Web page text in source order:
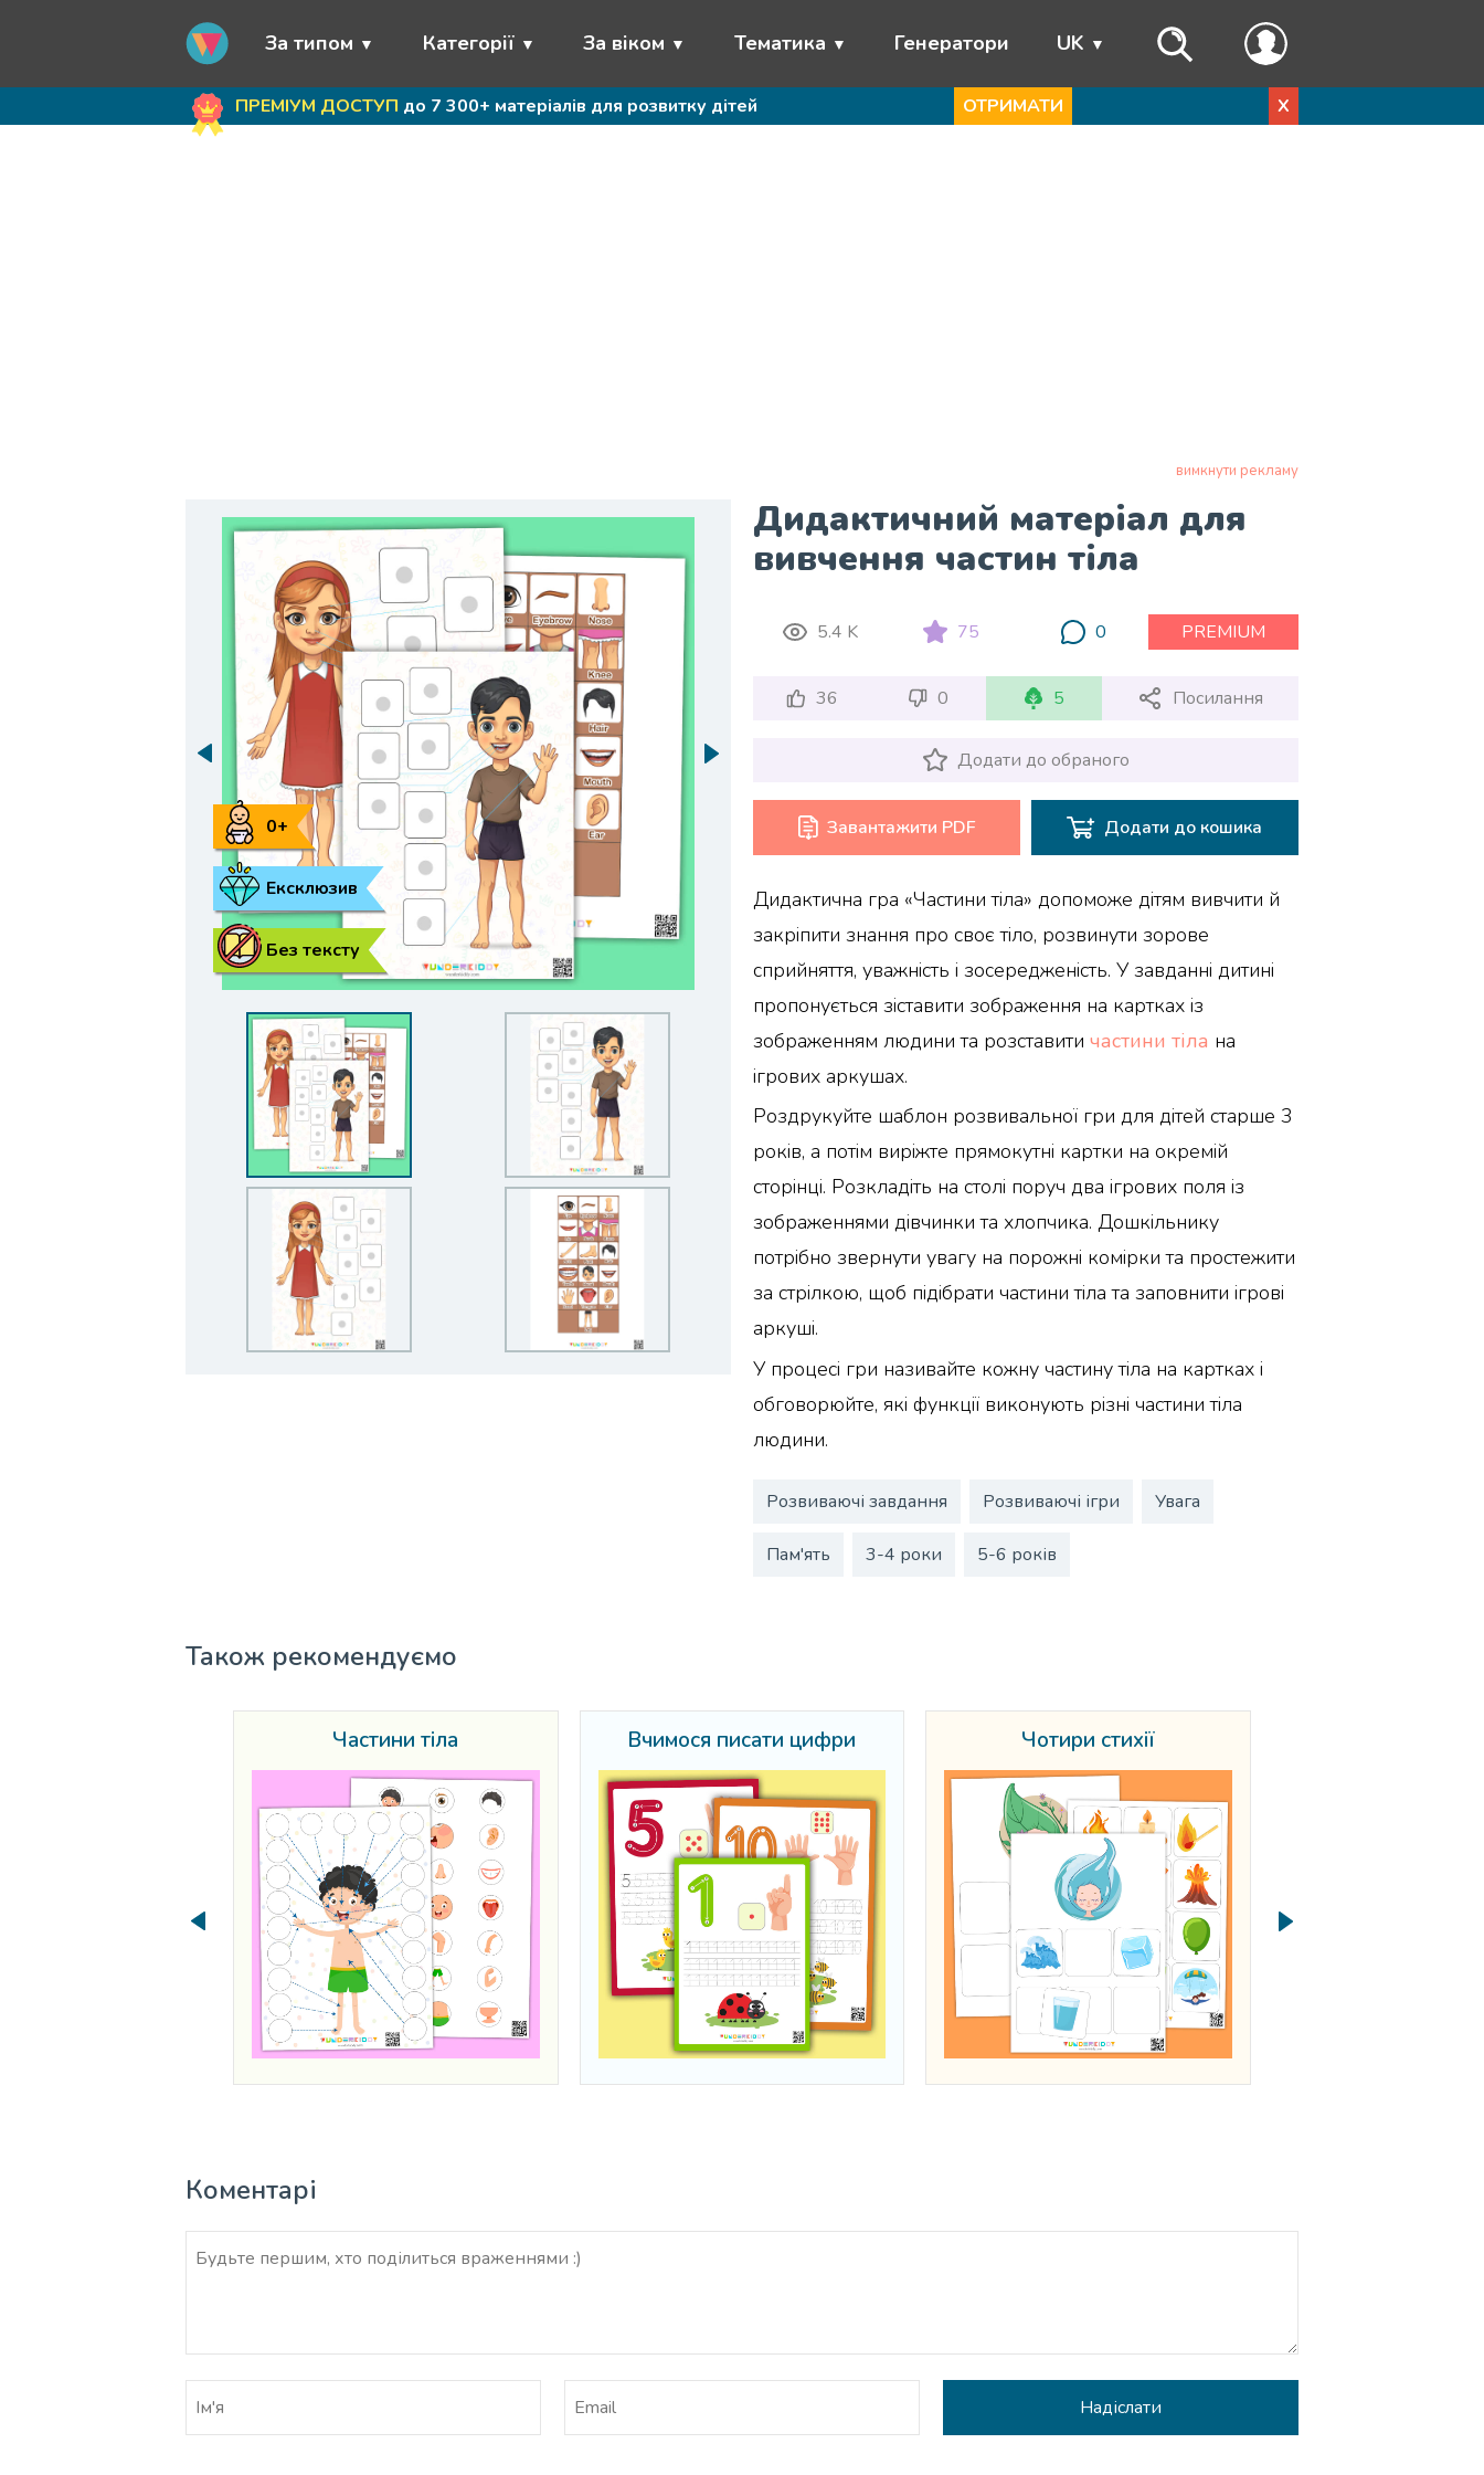
За типом Категорії За віком Тематика Генератори UK
ПРЕМІУМ ДОСТУП до 7 300+ матеріалів для розвитку дітей ОТРИМАТИ X
вимкнути рекламу
Дидактичний матеріал для
вивчення частин тіла
Без тексту
Ексклюзив
0+
5.4 K 75 0 PREMIUM
36 0 5 Посилання
Додати до обраного
Завантажити PDF Додати до кошика
Дидактична гра «Частини тіла» допоможе дітям вивчити й
закріпити знання про своє тіло, розвинути зорове
сприйняття, уважність і зосередженість. У завданні дитині
пропонується зіставити зображення на картках із
зображенням людини та розставитичастини тіла на
ігрових аркушах.
Роздрукуйте шаблон розвивальної гри для дітей старше 3
років, а потім виріжте прямокутні картки на окремій
сторінці. Розкладіть на столі поруч два ігрових поля із
зображеннями дівчинки та хлопчика. Дошкільнику
потрібно звернути увагу на порожні комірки та простежити
за стрілкою, щоб підібрати частини тіла та заповнити ігрові
аркуші.
У процесі гри називайте кожну частину тіла на картках і
обговорюйте, які функції виконують різні частини тіла
людини.
Розвиваючі завдання Розвиваючі ігри Увага
Пам'ять 3-4 роки 5-6 років
Також рекомендуємо
Частини тіла Вчимося писати цифри Чотири стихії
Коментарі